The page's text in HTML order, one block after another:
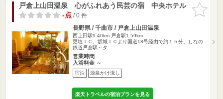
お気に入
りに追加
戸倉上山田温泉 心がふれあう民芸の宿 中央ホテル
-点/ 0 件
長野県 / 千曲市 / 戸倉上山田温泉
西上田駅9.40km 戸倉駅1.59km
更埴ＩＣ、坂城ＩＣより国道18号経由で約１５分。しなの
鉄道戸倉駅～タ…
営業時間
入浴料金 ～
宿泊 源泉かけ流し
楽天トラベルの宿泊プランを見る